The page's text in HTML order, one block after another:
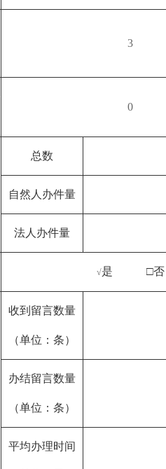
3
0
总数
自然人办件量
法人办件量
√是 □否
收到留言数量
（单位：条）
办结留言数量
（单位：条）
平均办理时间